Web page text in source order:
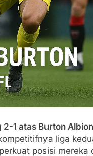
1 atas Burton Albion
liga
posisi mereka